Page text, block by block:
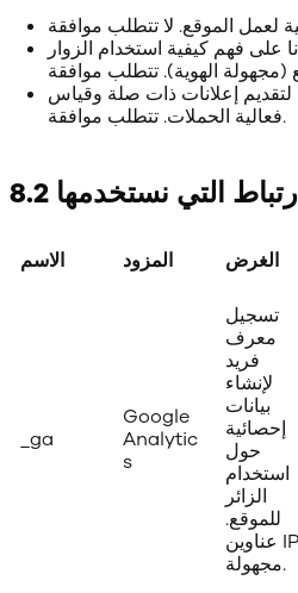
على فهم كيفية استخدام الزوار
لتقديم إعلانات ذات صلة وقياس
فعالية الحملات. تتطلب موافقة.
التي نستخدمها
الاسم المزود الغرض
_ga
Google
Analytic
s
تسجيل
معرف
فريد
لإنشاء
بيانات
إحصائية
حول
استخدام
الزائر
للموقع.
عناوين IP
مجهولة.